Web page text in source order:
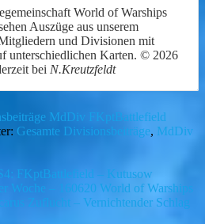
World of Warships
Auszüge aus unserem
und Divisionen mit
unterschiedlichen Karten. © 2026
bei N.Kreutzfeldt
MdDiv FKptBattlefield
Gesamte Divisionsbeiträge, MdDiv
FKptBattlefield – Kutusow
Woche – 160620 World of Warships
Zuflucht – Vernichtender Schlag